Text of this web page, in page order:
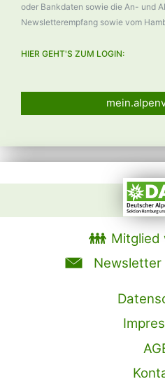
oder Bankdaten sowie die An- und
Newsletterempfang sowie vom
HIER GEHT'S ZUM LOGIN:
Mitglied
Newsletter